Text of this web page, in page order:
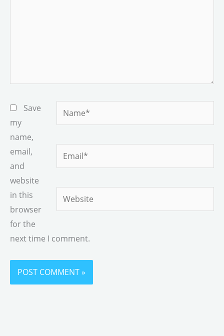
Name*
Email*
Website
Save
my
name,
email,
and
website
in this
browser
for the
next time I comment.